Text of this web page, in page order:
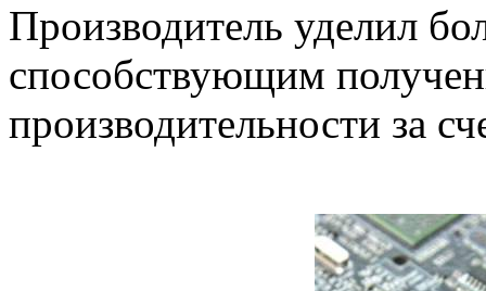
Производитель уделил
способствующим
производительности за